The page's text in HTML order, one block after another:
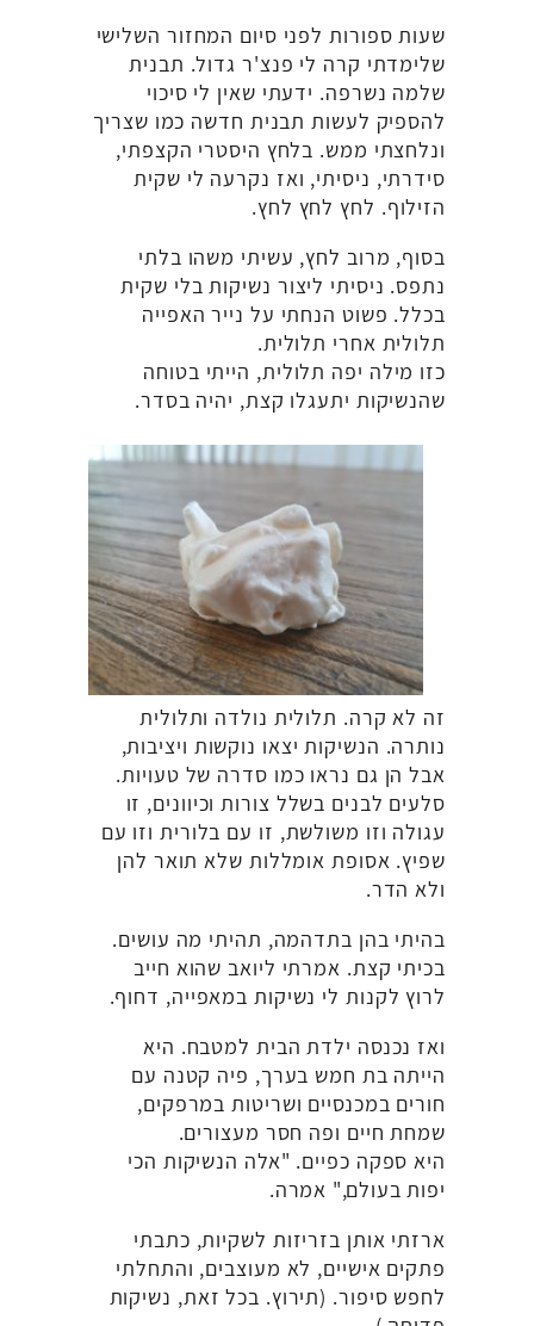
שעות ספורות לפני סיום המחזור השלישי
שלימדתי קרה לי פנצ'ר גדול. תבנית
שלמה נשרפה. ידעתי שאין לי סיכוי
להספיק לעשות תבנית חדשה כמו שצריך
ונלחצתי ממש. בלחץ היסטרי הקצפתי,
סידרתי, ניסיתי, ואז נקרעה לי שקית
הזילוף. לחץ לחץ לחץ.
בסוף, מרוב לחץ, עשיתי משהו בלתי
נתפס. ניסיתי ליצור נשיקות בלי שקית
בכלל. פשוט הנחתי על נייר האפייה
תלולית אחרי תלולית.
כזו מילה יפה תלולית, הייתי בטוחה
שהנשיקות יתעגלו קצת, יהיה בסדר.
זה לא קרה. תלולית נולדה ותלולית
נותרה. הנשיקות יצאו נוקשות ויציבות,
אבל הן גם נראו כמו סדרה של טעויות.
סלעים לבנים בשלל צורות וכיוונים, זו
עגולה וזו משולשת, זו עם בלורית וזו עם
שפיץ. אסופת אומללות שלא תואר להן
ולא הדר.
בהיתי בהן בתדהמה, תהיתי מה עושים.
בכיתי קצת. אמרתי ליואב שהוא חייב
לרוץ לקנות לי נשיקות במאפייה, דחוף.
ואז נכנסה ילדת הבית למטבח. היא
הייתה בת חמש בערך, פיה קטנה עם
חורים במכנסיים ושריטות במרפקים,
שמחת חיים ופה חסר מעצורים.
היא ספקה כפיים. "אלה הנשיקות הכי
יפות בעולם," אמרה.
ארזתי אותן בזריזות לשקיות, כתבתי
פתקים אישיים, לא מעוצבים, והתחלתי
לחפש סיפור. (תירוץ. בכל זאת, נשיקות